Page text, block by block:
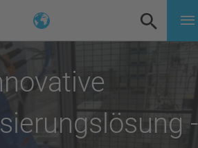
-